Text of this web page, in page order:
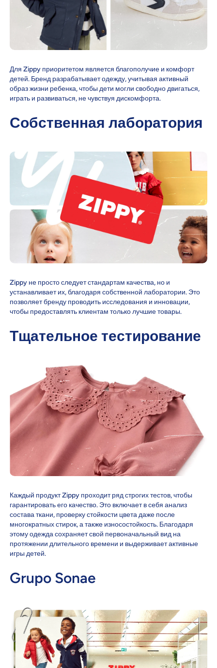
Для Zippy приоритетом является благополучие и комфорт
детей. Бренд разрабатывает одежду, учитывая активный
образ жизни ребенка, чтобы дети могли свободно двигаться,
играть и развиваться, не чувствуя дискомфорта.
Собственная лаборатория
Zippy не просто следует стандартам качества, но и
устанавливает их, благодаря собственной лаборатории. Это
позволяет бренду проводить исследования и инновации,
чтобы предоставлять клиентам только лучшие товары.
Тщательное тестирование
Каждый продукт Zippy проходит ряд строгих тестов, чтобы
гарантировать его качество. Это включает в себя анализ
состава ткани, проверку стойкости цвета даже после
многократных стирок, а также износостойкость. Благодаря
этому одежда сохраняет свой первоначальный вид на
протяжении длительного времени и выдерживает активные
игры детей.
Grupo Sonae